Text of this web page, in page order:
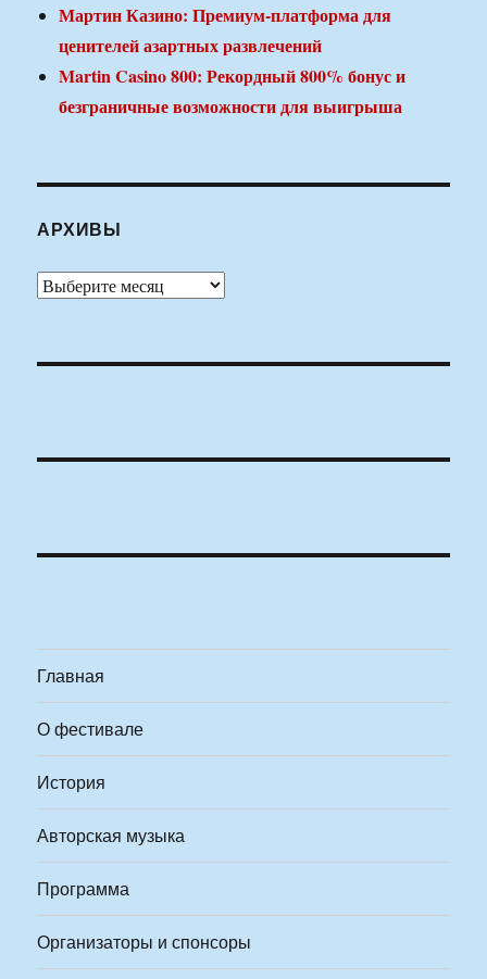
Мартин Казино: Премиум-платформа для
ценителей азартных развлечений
Martin Casino 800: Рекордный 800% бонус и
безграничные возможности для выигрыша
АРХИВЫ
Архивы
Главная
О фестивале
История
Авторская музыка
Программа
Организаторы и спонсоры